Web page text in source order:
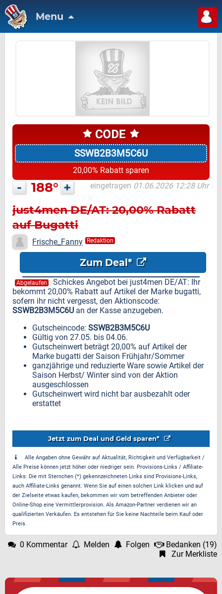
Menu
SSWB2B3M5C6U
20,00% Rabatt sparen
- 188° + eingetragen 01.06.2026 12:28 Uhr
just4men DE/AT: 20,00% Rabatt
auf Bugatti
Frische_Fanny Redaktion
Zum Deal*
Abgelaufen
Schickes Angebot bei just4men DE/AT: Ihr
bekommt 20,00% Rabatt auf Artikel der Marke bugatti,
sofern ihr nicht vergesst, den Aktionscode:
SSWB2B3M5C6U an der Kasse anzugeben.
Gutscheincode: SSWB2B3M5C6U
Gültig von 27.05. bis 04.06.
Gutscheinwert beträgt 20,00% auf Artikel der
Marke bugatti der Saison Frühjahr/Sommer
ganzjährige und reduzierte Ware sowie Artikel der
Saison Herbst/ Winter sind von der Aktion
ausgeschlossen
Gutscheinwert wird nicht bar ausbezahlt oder
erstattet
Jetzt zum Deal und Geld sparen*
Alle Angaben ohne Gewähr auf Aktualität, Richtigkeit und Verfügbarkeit /
Alle Preise können jetzt höher oder niedriger sein. Provisions-Links / Affiliate-
Links: Die mit Sternchen (*) gekennzeichneten Links sind Provisions-Links,
auch Affiliate-Links genannt. Wenn Sie auf einen solchen Link klicken und auf
der Zielseite etwas kaufen, bekommen wir vom betreffenden Anbieter oder
Online-Shop eine Vermittlerprovision. Als Amazon-Partner verdienen wir an
qualifizierten Verkäufen. Es entstehen für Sie keine Nachteile beim Kauf oder
Preis.
0 Kommentar Melden Folgen Bedanken (19)
Zur Merkliste